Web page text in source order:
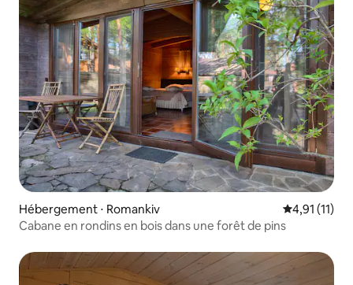
Hébergement ⋅ Romankiv Évaluation
4,91 (11)
Cabane en rondins en bois dans une forêt de pins